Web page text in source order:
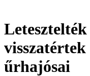
űrhajósai